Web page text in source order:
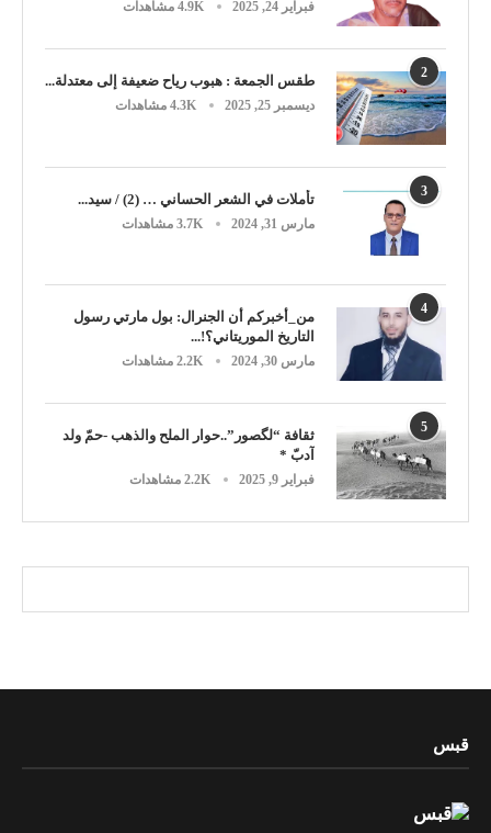
فبراير 24, 2025 4.9K مشاهدات
2 طقس الجمعة : هبوب رياح ضعيفة إلى معتدلة...
ديسمبر 25, 2025 4.3K مشاهدات
3 تأملات في الشعر الحساني … (2) / سيد...
مارس 31, 2024 3.7K مشاهدات
4
من_أخبركم أن الجنرال: بول مارتي رسول
التاريخ الموريتاني؟!...
مارس 30, 2024 2.2K مشاهدات
5
ثقافة “لگصور”..حوار الملح والذهب -حمّ ولد
آدبّ *
فبراير 9, 2025 2.2K مشاهدات
قبس